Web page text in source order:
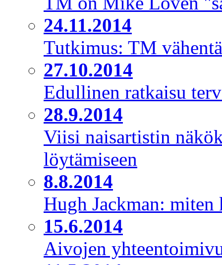
24.11.2014
Tutkimus: TM
27.10.2014
Edullinen ratkaisu
28.9.2014
Viisi naisartistin
löytämiseen
8.8.2014
Hugh Jackman: miten
15.6.2014
Aivojen